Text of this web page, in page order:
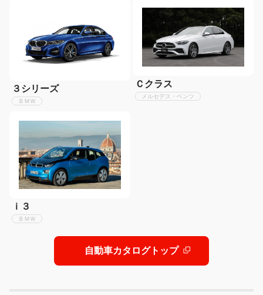
３シリーズ
ＢＭＷ
Ｃクラス
メルセデス・ベンツ
ｉ３
ＢＭＷ
自動車カタログトップ